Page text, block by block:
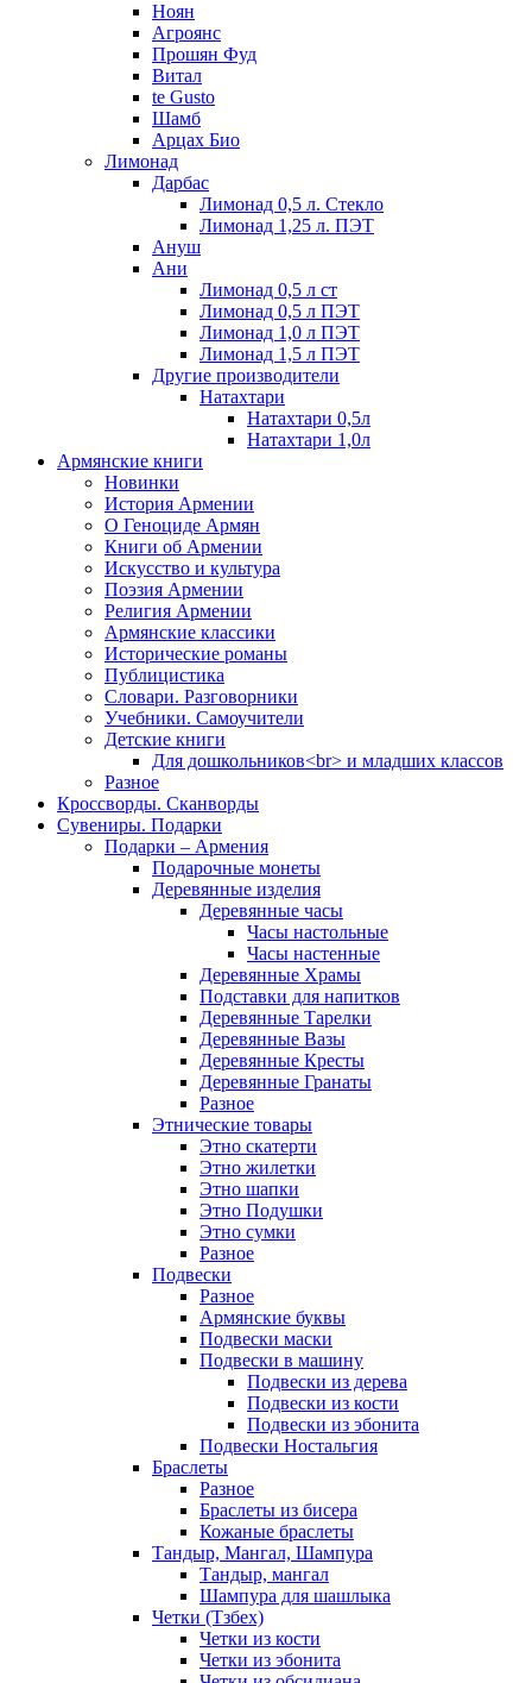
Ноян
Агроянс
Прошян Фуд
Витал
te Gusto
Шамб
Арцах Био
Лимонад
Дарбас
Лимонад 0,5 л. Стекло
Лимонад 1,25 л. ПЭТ
Ануш
Ани
Лимонад 0,5 л ст
Лимонад 0,5 л ПЭТ
Лимонад 1,0 л ПЭТ
Лимонад 1,5 л ПЭТ
Другие производители
Натахтари
Натахтари 0,5л
Натахтари 1,0л
Армянские книги
Новинки
История Армении
О Геноциде Армян
Книги об Армении
Иcкусство и культура
Поэзия Армении
Религия Армении
Армянские классики
Исторические романы
Публицистика
Словари. Разговорники
Учебники. Самоучители
Детские книги
Для дошкольников<br> и младших классов
Разное
Кроссворды. Сканворды
Сувениры. Подарки
Подарки – Армения
Подарочные монеты
Деревянные изделия
Деревянные часы
Часы настольные
Часы настенные
Деревянные Храмы
Подставки для напитков
Деревянные Тарелки
Деревянные Вазы
Деревянные Кресты
Деревянные Гранаты
Разное
Этнические товары
Этно скатерти
Этно жилетки
Этно шапки
Этно Подушки
Этно сумки
Разное
Подвески
Разное
Армянские буквы
Подвески маски
Подвески в машину
Подвески из дерева
Подвески из кости
Подвески из эбонита
Подвески Ностальгия
Браслеты
Разное
Браслеты из бисера
Кожаные браслеты
Тандыр, Мангал, Шампура
Тандыр, мангал
Шампура для шашлыка
Четки (Тзбех)
Четки из кости
Четки из эбонита